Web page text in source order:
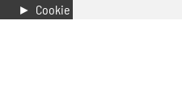
► Cookie voorkeuren wijzigen